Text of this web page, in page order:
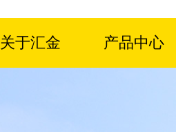
关于汇金 产品中心